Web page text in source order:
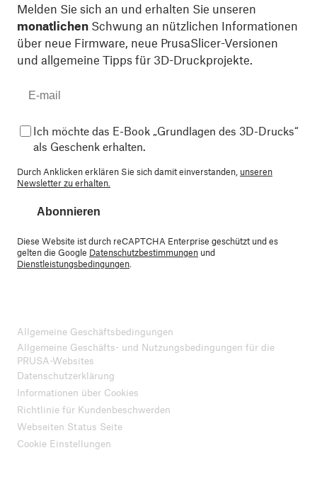
Melden Sie sich an und erhalten Sie unseren
monatlichen Schwung an nützlichen Informationen
über neue Firmware, neue PrusaSlicer-Versionen
und allgemeine Tipps für 3D-Druckprojekte.
Ich möchte das E-Book „Grundlagen des 3D-Drucks“
als Geschenk erhalten.
Durch Anklicken erklären Sie sich damit einverstanden, unseren
Newsletter zu erhalten.
Abonnieren
Diese Website ist durch reCAPTCHA Enterprise geschützt und es
gelten die Google Datenschutzbestimmungen und
Dienstleistungsbedingungen
Allgemeine Geschäftsbedingungen
Allgemeine Geschäfts- und Nutzungsbedingungen für die
PRUSA-Websites
Datenschutzerklärung
Informationen über Cookies
Richtlinie für Kundenbeschwerden
Webseiten Status Seite
Cookie Einstellungen